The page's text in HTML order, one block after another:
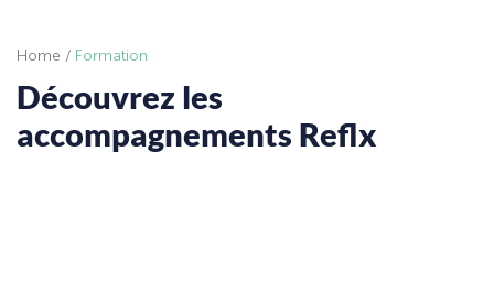
Home / Formation
Découvrez les
accompagnements Reflx